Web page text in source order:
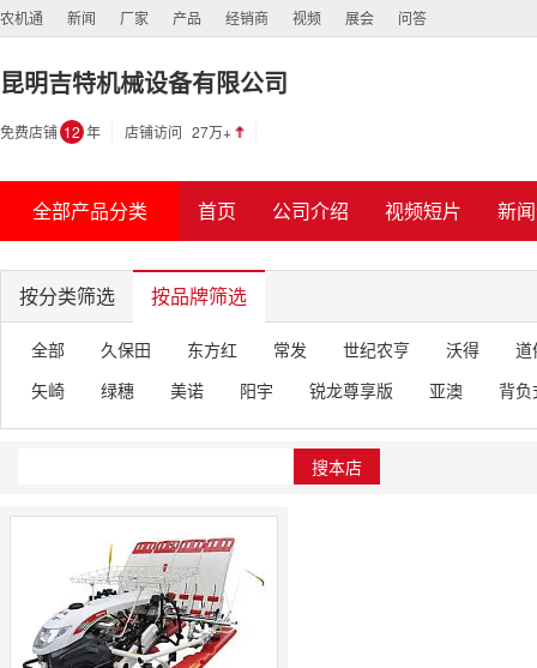
农机通 新闻 厂家 产品 经销商 视频 展会 问答
昆明吉特机械设备有限公司
免费店铺 12 年 店铺访问 27万+
全部产品分类 首页 公司介绍 视频短片 新
按分类筛选 按品牌筛选
全部 久保田 东方红 常发 世纪农亨 沃得
道
矢崎
绿穗 美诺 阳宇 锐龙尊享版 亚澳 背负